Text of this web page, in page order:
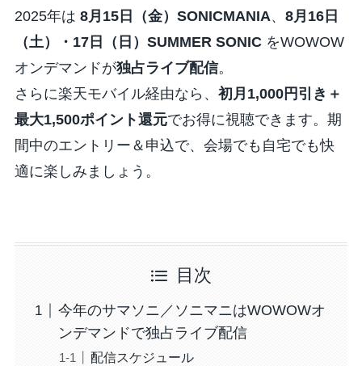
2025年は 8月15日（金）SONICMANIA、 8月16日
（土）・17日（日）SUMMER SONICをWOWOW
オンデマンドが独占ライブ配信。
さらに楽天モバイル経由なら、 初月1,000円引き＋
最大1,500ポイント還元でお得に視聴できます。期
間中のエントリー＆申込で、会場でも自宅でも快
適に楽しみましょう。
目次
今年のサマソニ／ソニマニはWOWOWオ
ンデマンドで独占ライブ配信
配信スケジュール